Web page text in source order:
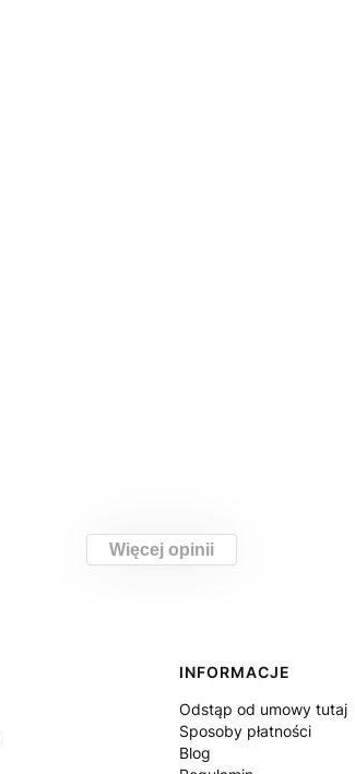
Więcej opinii
Linki w stopce
INFORMACJE
Odstąp od umowy tutaj
Sposoby płatności
Blog